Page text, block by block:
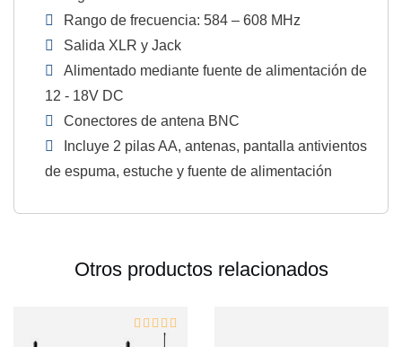
Rango de frecuencia: 584 – 608 MHz
Salida XLR y Jack
Alimentado mediante fuente de alimentación de
12 - 18V DC
Conectores de antena BNC
Incluye 2 pilas AA, antenas, pantalla antivientos
de espuma, estuche y fuente de alimentación
Otros productos relacionados